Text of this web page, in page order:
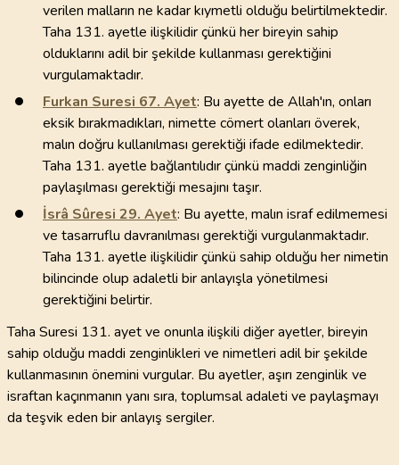
verilen malların ne kadar kıymetli olduğu belirtilmektedir.
Taha 131. ayetle ilişkilidir çünkü her bireyin sahip
olduklarını adil bir şekilde kullanması gerektiğini
vurgulamaktadır.
Furkan Suresi 67. Ayet: Bu ayette de Allah'ın, onları
eksik bırakmadıkları, nimette cömert olanları överek,
malın doğru kullanılması gerektiği ifade edilmektedir.
Taha 131. ayetle bağlantılıdır çünkü maddi zenginliğin
paylaşılması gerektiği mesajını taşır.
İsrâ Sûresi 29. Ayet: Bu ayette, malın israf edilmemesi
ve tasarruflu davranılması gerektiği vurgulanmaktadır.
Taha 131. ayetle ilişkilidir çünkü sahip olduğu her nimetin
bilincinde olup adaletli bir anlayışla yönetilmesi
gerektiğini belirtir.
Taha Suresi 131. ayet ve onunla ilişkili diğer ayetler, bireyin
sahip olduğu maddi zenginlikleri ve nimetleri adil bir şekilde
kullanmasının önemini vurgular. Bu ayetler, aşırı zenginlik ve
israftan kaçınmanın yanı sıra, toplumsal adaleti ve paylaşmayı
da teşvik eden bir anlayış sergiler.